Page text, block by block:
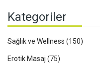
Kategoriler
Sağlık ve Wellness (150)
Erotik Masaj (75)